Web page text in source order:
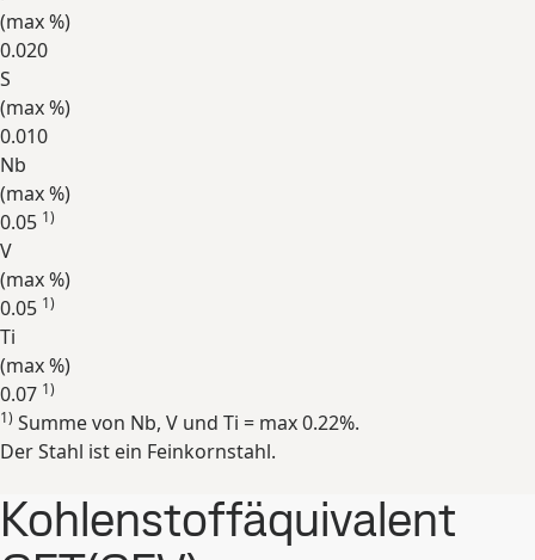
(max%)
0.020
S
(max%)
0.010
Nb
(max%)
0.05 1)
V
(max%)
0.05 1)
Ti
(max%)
0.07 1)
Erweitern
1) Summe von Nb, V und Ti = max 0.22%.
Der Stahl ist ein Feinkornstahl.
Kohlenstoffäquivalent